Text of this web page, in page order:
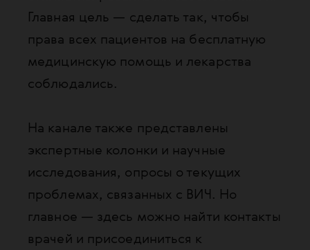
Главная цель — сделать так, чтобы
права всех пациентов на бесплатную
медицинскую помощь и лекарства
соблюдались.
На канале также представлены
экспертные колонки и научные
исследования, опросы о текущих
проблемах, связанных с ВИЧ. Но
главное — здесь можно найти контакты
врачей и присоединиться к